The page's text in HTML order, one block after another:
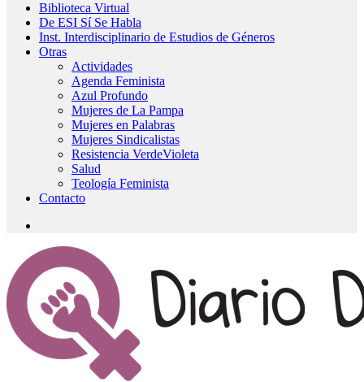
Biblioteca Virtual
De ESI Sí Se Habla
Inst. Interdisciplinario de Estudios de Géneros
Otras
Actividades
Agenda Feminista
Azul Profundo
Mujeres de La Pampa
Mujeres en Palabras
Mujeres Sindicalistas
Resistencia VerdeVioleta
Salud
Teología Feminista
Contacto